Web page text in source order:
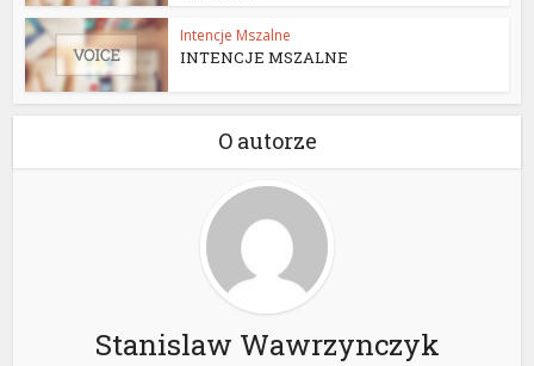
Intencje Mszalne
INTENCJE MSZALNE
O autorze
Stanislaw Wawrzynczyk